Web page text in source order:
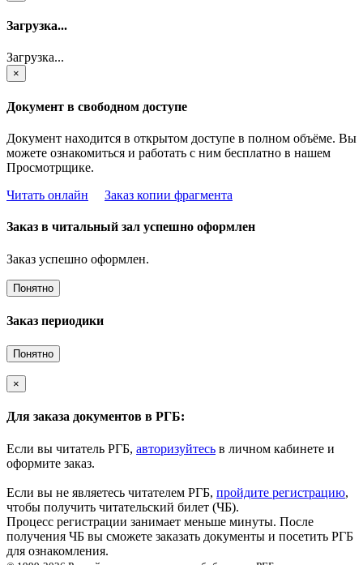
Загрузка...
Загрузка...
×
Документ в свободном доступе
Документ находится в открытом доступе в полном объёме. Вы
можете ознакомиться и работать с ним бесплатно в нашем
Просмотрщике.
Читать онлайн
Заказ копии фрагмента
Заказ в читальный зал успешно оформлен
Заказ успешно оформлен.
Понятно
Заказ периодики
Понятно
×
Для заказа документов в РГБ:
Если вы читатель РГБ, авторизуйтесь в личном кабинете и
оформите заказ.
Если вы не являетесь читателем РГБ, пройдите регистрацию,
чтобы получить читательский билет (ЧБ).
Процесс регистрации занимает меньше минуты. После
получения ЧБ вы сможете заказать документы и посетить РГБ
для ознакомления.